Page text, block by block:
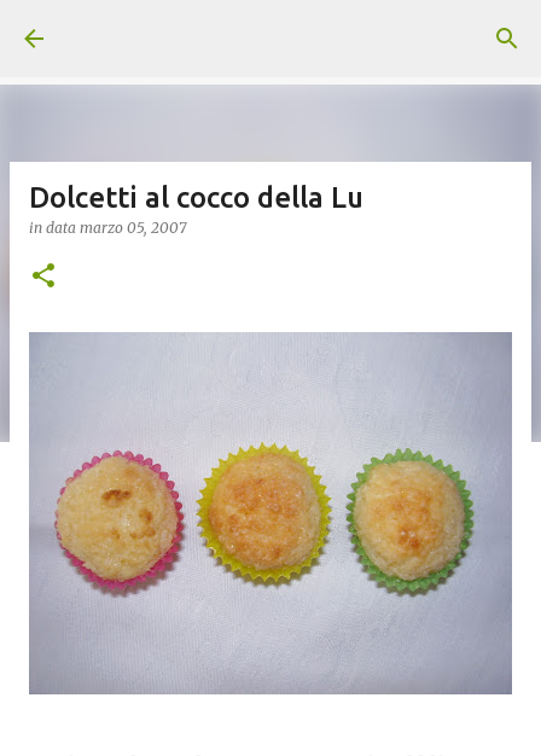
Dolcetti al cocco della Lu
in data marzo 05, 2007